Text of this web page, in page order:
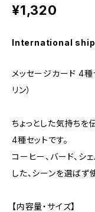
¥1,320
International
メッセージカード 4
リン）
ちょっとした気持ちを
4種セットです。
コーヒー、バード、シ
した、シーンを選ばず
【内容量・サイズ】